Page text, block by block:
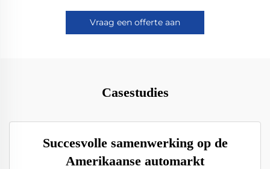
Vraag een offerte aan
Casestudies
Succesvolle samenwerking op de
Amerikaanse automarkt